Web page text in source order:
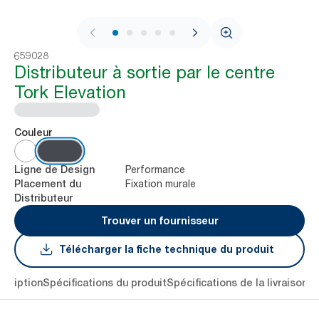
1 / 5
659028
Distributeur à sortie par le centre
Tork Elevation
Couleur
Ligne de Design Performance
Placement du
Distributeur
Fixation murale
Trouver un fournisseur
Télécharger la fiche technique du produit
Spécifications du produitSpécifications de la livraison